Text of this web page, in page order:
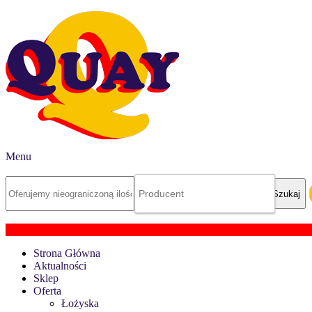
Menu
Strona Główna
Aktualności
Sklep
Oferta
Łożyska